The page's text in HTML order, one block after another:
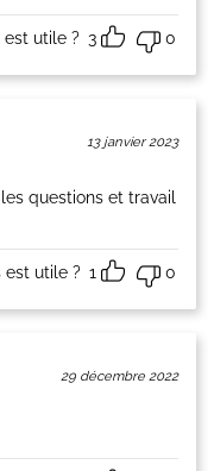
est utile ? 3 0
13 janvier 2023
questions et travail
est utile ? 1 0
29 décembre 2022